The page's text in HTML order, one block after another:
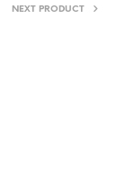
NEXT PRODUCT